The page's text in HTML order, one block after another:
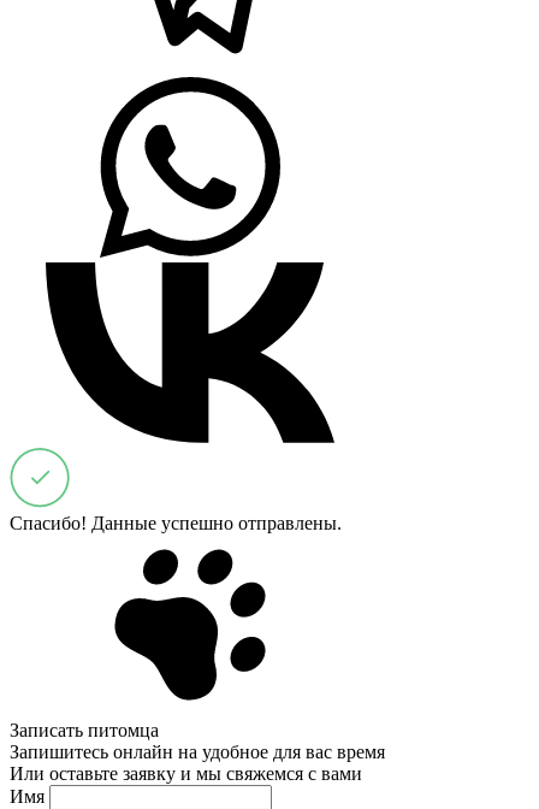
Спасибо! Данные успешно отправлены.
Записать питомца
Запишитесь онлайн на удобное для вас время
Или оставьте заявку и мы свяжемся с вами
Имя